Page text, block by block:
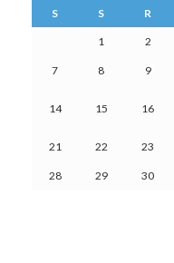
S S R
1 2
7 8 9
14 15 16
21 22 23
28 29 30